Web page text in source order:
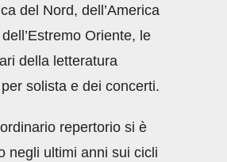
del Nord, dell’America
Oriente, le
della letteratura
solista e dei concerti.
repertorio si è
negli ultimi anni sui cicli